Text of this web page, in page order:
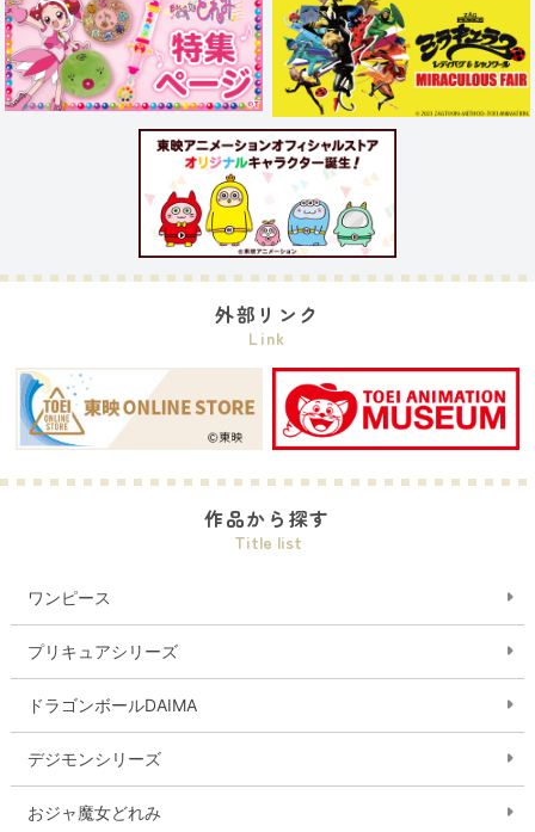
外部リンク
Link
作品から探す
Title list
ワンピース
プリキュアシリーズ
ドラゴンボールDAIMA
デジモンシリーズ
おジャ魔女どれみ